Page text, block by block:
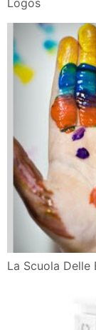
La Scuola Delle